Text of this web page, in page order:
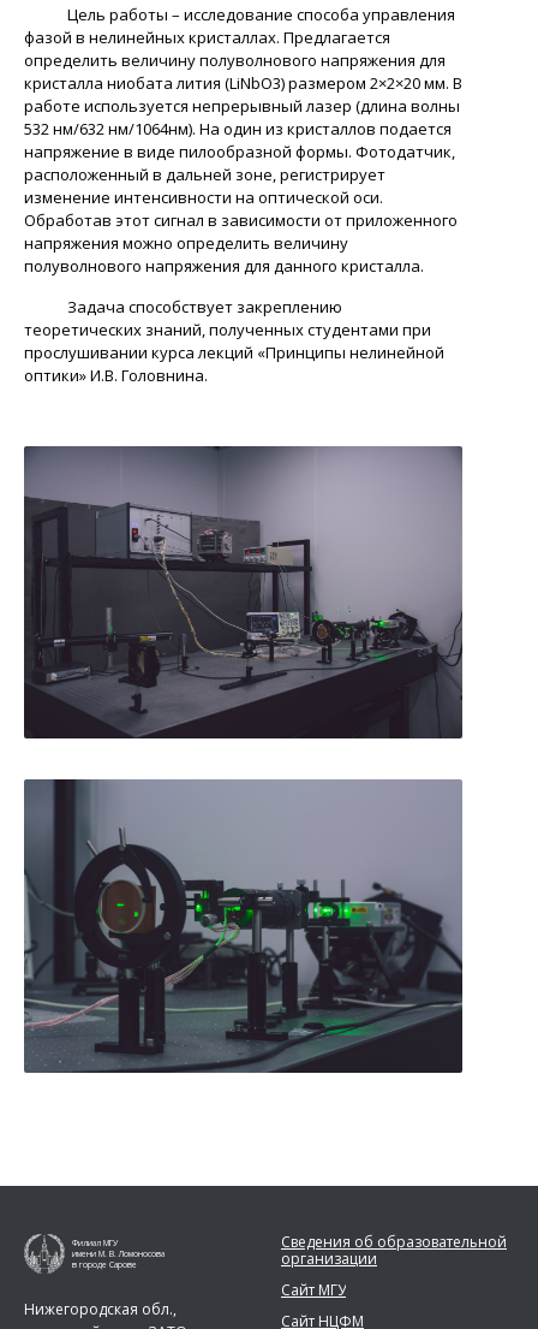
Цель работы – исследование способа управления
фазой в нелинейных кристаллах. Предлагается
определить величину полуволнового напряжения для
кристалла ниобата лития (LiNbO3) размером 2×2×20 мм. В
работе используется непрерывный лазер (длина волны
532 нм/632 нм/1064нм). На один из кристаллов подается
напряжение в виде пилообразной формы. Фотодатчик,
расположенный в дальней зоне, регистрирует
изменение интенсивности на оптической оси.
Обработав этот сигнал в зависимости от приложенного
напряжения можно определить величину
полуволнового напряжения для данного кристалла.
Задача способствует закреплению
теоретических знаний, полученных студентами при
прослушивании курса лекций «Принципы нелинейной
оптики» И.В. Головнина.
Филиал МГУ
имени М. В. Ломоносова
в городе Сарове
Нижегородская обл.,
Сведения об образовательной
организации
Сайт МГУ
Сайт НЦФМ